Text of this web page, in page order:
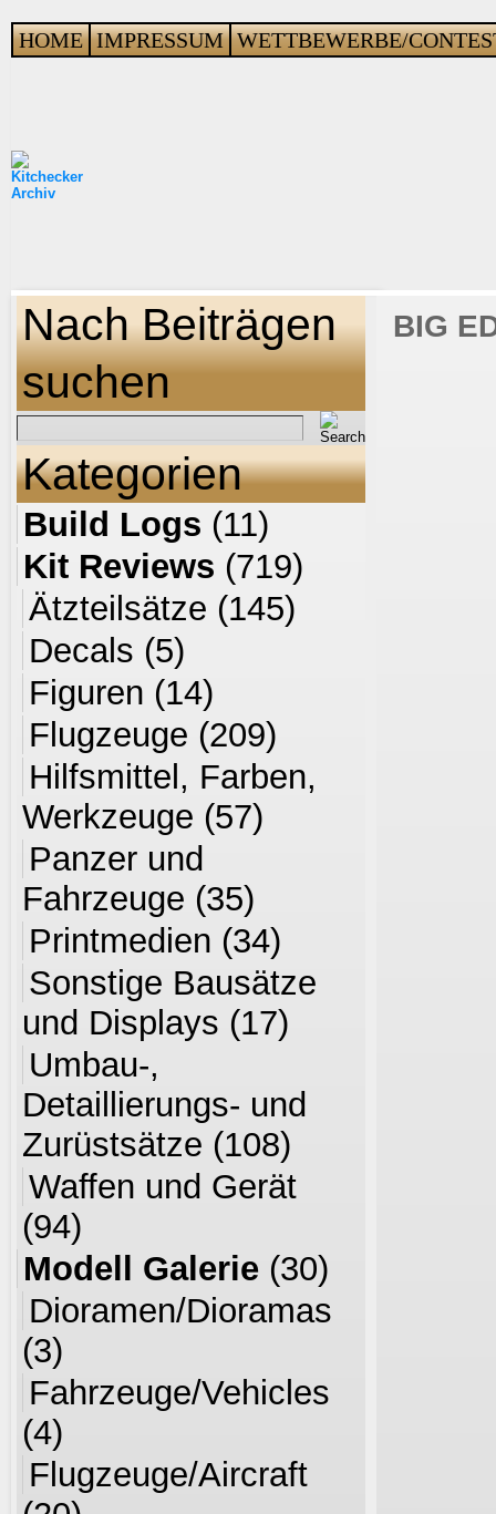
HOME IMPRESSUM WETTBEWERBE/
Nach Beiträgen
suchen
Kategorien
Build Logs (11)
Kit Reviews (719)
Ätzteilsätze (145)
Decals (5)
Figuren (14)
Flugzeuge (209)
Hilfsmittel, Farben,
Werkzeuge (57)
Panzer und
Fahrzeuge (35)
Printmedien (34)
Sonstige Bausätze
und Displays (17)
Umbau-,
Detaillierungs- und
Zurüstsätze (108)
Waffen und Gerät
(94)
Modell Galerie (30)
Dioramen/Dioramas
(3)
Fahrzeuge/Vehicles
(4)
Flugzeuge/Aircraft
BIG